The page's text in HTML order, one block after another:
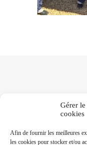
Gérer
cookies
Afin de fournir les meilleures
les cookies pour stocker et/ou